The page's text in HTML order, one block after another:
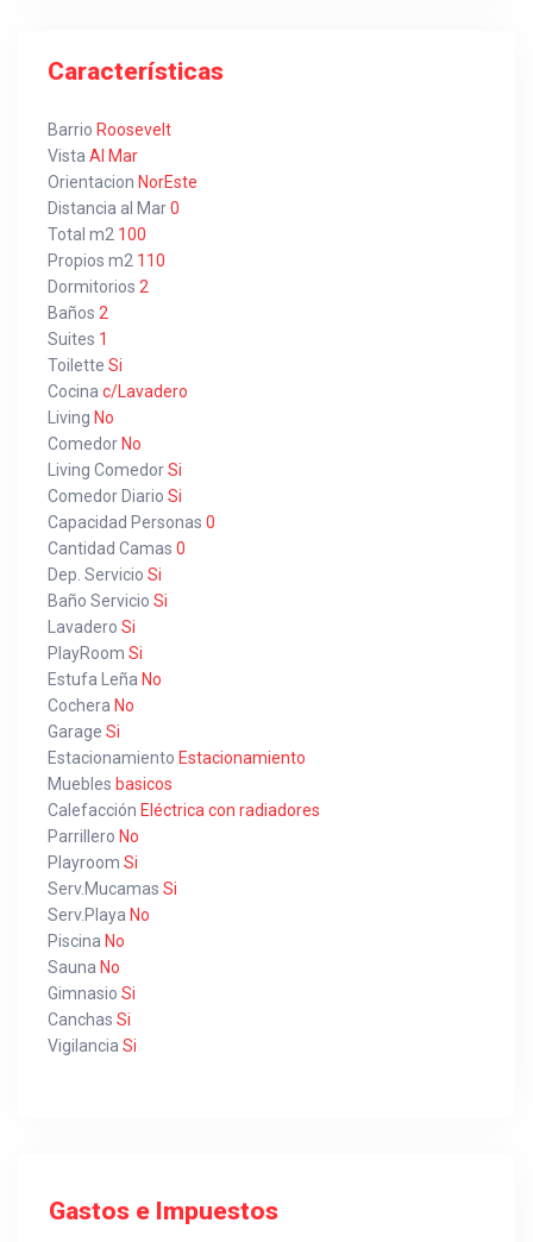
Características
Barrio Roosevelt
Vista Al Mar
Orientacion NorEste
Distancia al Mar0
Total m2 100
Propios m2 110
Dormitorios 2
Baños 2
Suites 1
Toilette Si
Cocina c/Lavadero
Living No
Comedor No
Living ComedorSi
Comedor Diario Si
Capacidad Personas 0
Cantidad Camas 0
Dep. Servicio Si
Baño Servicio Si
Lavadero Si
PlayRoom Si
Estufa Leña No
Cochera No
Garage Si
Estacionamiento Estacionamiento
Muebles basicos
Calefacción Eléctrica con radiadores
Parrillero No
Playroom Si
Serv.Mucamas Si
Serv.Playa No
Piscina No
Sauna No
Gimnasio Si
Canchas Si
Vigilancia Si
Gastos e Impuestos